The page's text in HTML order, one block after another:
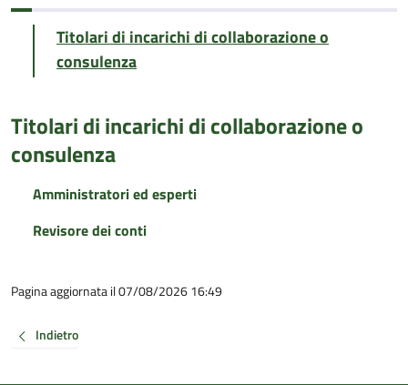
Titolari di incarichi di collaborazione o
consulenza
Titolari di incarichi di collaborazione o
consulenza
Amministratori ed esperti
Revisore dei conti
Pagina aggiornata il 07/08/2026 16:49
Indietro